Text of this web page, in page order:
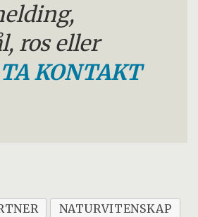
ros eller
TA KONTAKT
NATURVITENSKAP